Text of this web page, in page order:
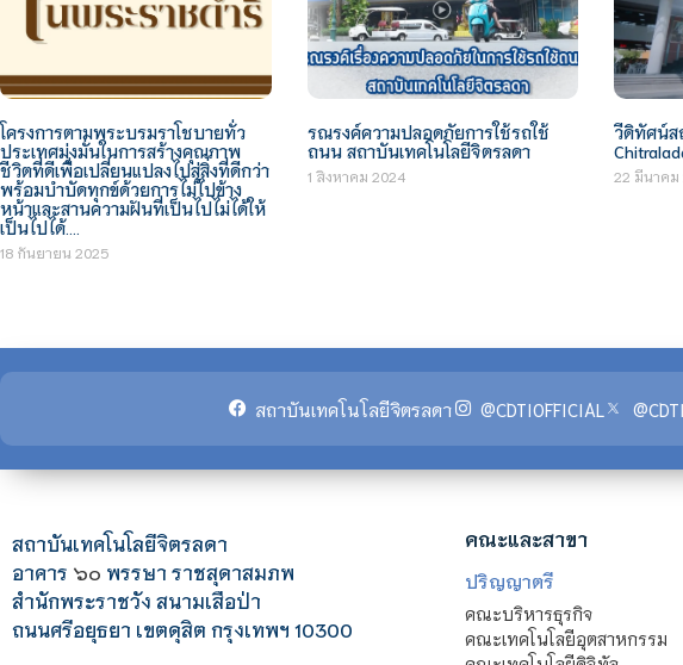
โครงการตามพระบรมราโชบายทั่ว
ประเทศมุ่งมั่นในการสร้างคุณภาพ
ชีวิตที่ดีเพื่อเปลี่ยนแปลงไปสู่สิ่งที่ดีกว่า
พร้อมบำบัดทุกข์ด้วยการไม่ไปข้าง
หน้าและสานความฝันที่เป็นไปไม่ได้ให้
เป็นไปได้….
18 กันยายน 2025
รณรงค์ความปลอดภัยการใช้รถใช้
ถนน สถาบันเทคโนโลยีจิตรลดา
1 สิงหาคม 2024
วีดิทัศน์ส
22 มีนาคม
สถาบันเทคโนโลยีจิตรลดา @CDTIOFFICIAL
สถาบันเทคโนโลยีจิตรลดา
อาคาร ๖๐ พรรษา ราชสุดาสมภพ
สำนักพระราชวัง สนามเสือป่า
ถนนศรีอยุธยา เขตดุสิต กรุงเทพฯ 10300
คณะและสาขา
ปริญญาตรี
คณะบริหารธุรกิจ
คณะเทคโนโลยีอุตสาหกรรม